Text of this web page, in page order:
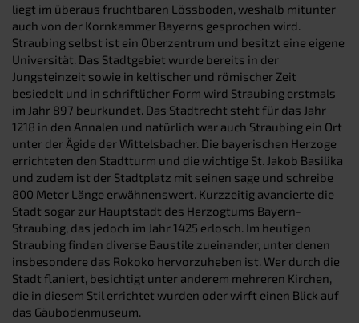
liegt im überaus fruchtbaren Lössboden, weshalb mitunter
auch von der Kornkammer Bayerns gesprochen wird.
Straubing selbst ist ein Oberzentrum und besitzt eine eigene
Universität. Das Stadtgebiet wurde bereits in der
Jungsteinzeit sowie in keltischer und römischer Zeit
besiedelt und in schriftlicher Form wird Straubing erstmals
im Jahr 897 beurkundet. Das Stadtrecht steht für das Jahr
1218 in den Annalen und natürlich war auch Straubing ein Ort
unter der Ägide der Wittelsbacher. Die bayerischen Herzoge
errichteten den Stadtturm und die wichtige St. Jakob Basilika
und zudem ist der Stadtplatz mit seinen sage und schreibe
800 Meter Länge erwähnenswert. Kurzzeitig avancierte die
Stadt sogar zur Hauptstadt des Herzogtums Bayern-
Straubing, das jedoch im Jahr 1425 erlosch. Im heutigen
Straubing finden diverse Baustile zueinander, unter denen
insbesondere das Rokoko hervorzuheben ist. Wer durch die
Stadt flaniert, besichtigt unter anderem mehreren Kirchen,
die in diesem Stil errichtet wurden oder wirft einen Blick auf
das Gäubodenmuseum.